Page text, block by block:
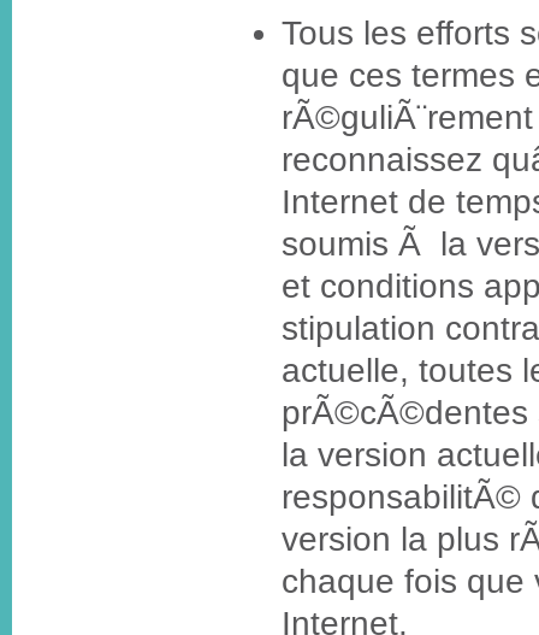
Tous les efforts
que ces termes
reconnaissez
Internet de
soumis Ã la
et conditions
stipulation
actuelle, toutes
prÃ©cÃ©dentes
la version
responsabilitÃ©
version la plus
chaque fois que
Internet.